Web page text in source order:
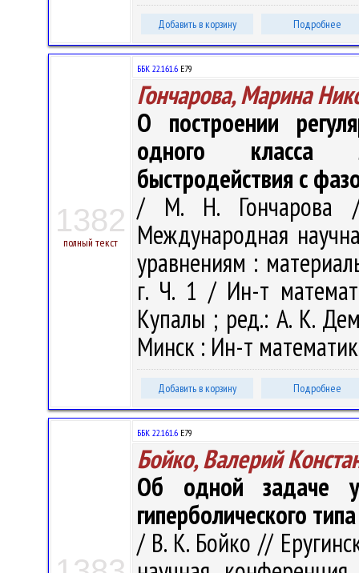
Добавить в корзину Подробнее
1382
полный текст
ББК 22.161.6 Е79
Гончарова, Марина
О построении
одного класса
быстродействия с
/ М. Н. Гончарова
Международная
уравнениям :
г. Ч. 1 / Ин-т
Купалы ; ред.: А. К.
Минск : Ин-т
Добавить в корзину Подробнее
ББК 22.161.6 Е79
Бойко, Валерий
Об одной задаче
гиперболического типа
/ В. К. Бойко //